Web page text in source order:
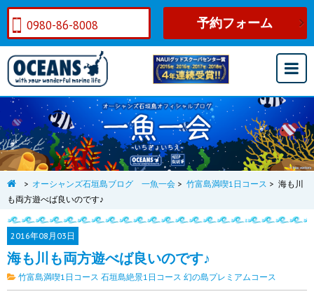
0980-86-8008 予約フォーム
> オーシャンズ石垣島ブログ 一魚一会 > 竹富島満喫1日コース > 海も川
も両方遊べば良いのです♪
2016年08月03日
海も川も両方遊べば良いのです♪
竹富島満喫1日コース 石垣島絶景1日コース 幻の島プレミアムコース